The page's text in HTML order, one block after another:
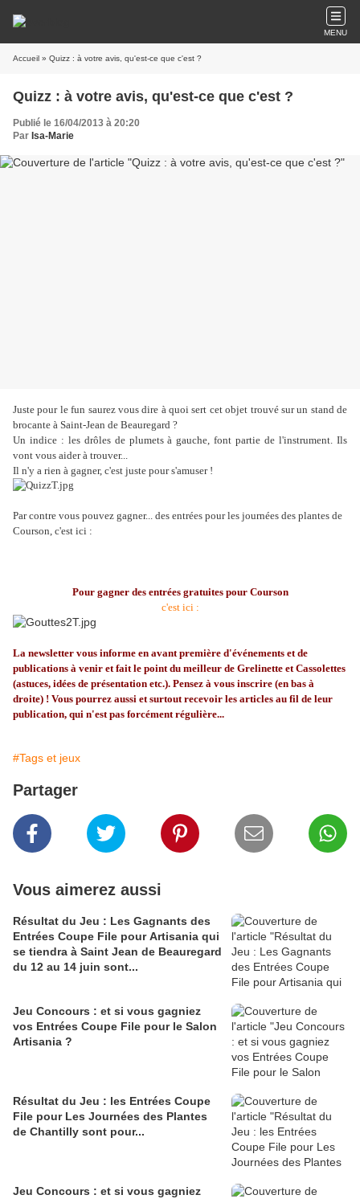
MENU
Accueil » Quizz : à votre avis, qu'est-ce que c'est ?
Quizz : à votre avis, qu'est-ce que c'est ?
Publié le 16/04/2013 à 20:20
Par Isa-Marie
Juste pour le fun saurez vous dire à quoi sert cet objet trouvé sur un stand de
brocante à Saint-Jean de Beauregard ?
Un indice : les drôles de plumets à gauche, font partie de l'instrument. Ils
vont vous aider à trouver...
Il n'y a rien à gagner, c'est juste pour s'amuser !
Par contre vous pouvez gagner... des entrées pour les journées des plantes de
Courson, c'est ici :
Pour gagner des entrées gratuites pour Courson
c'est ici :
La newsletter vous informe en avant première d'événements et de
publications à venir et fait le point du meilleur de Grelinette et Cassolettes
(astuces, idées de présentation etc.). Pensez à vous inscrire (en bas à
droite) ! Vous pourrez aussi et surtout recevoir les articles au fil de leur
publication, qui n'est pas forcément régulière...
#Tags et jeux
Partager
Vous aimerez aussi
Résultat du Jeu : Les Gagnants des
Entrées Coupe File pour Artisania qui
se tiendra à Saint Jean de Beauregard
du 12 au 14 juin sont...
Jeu Concours : et si vous gagniez
vos Entrées Coupe File pour le Salon
Artisania ?
Résultat du Jeu : les Entrées Coupe
File pour Les Journées des Plantes
de Chantilly sont pour...
Jeu Concours : et si vous gagniez